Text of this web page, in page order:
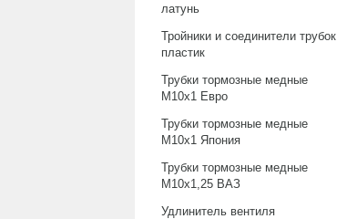
латунь
Тройники и соединители трубок
пластик
Трубки тормозные медные
М10х1 Евро
Трубки тормозные медные
М10х1 Япония
Трубки тормозные медные
М10х1,25 ВАЗ
Удлинитель вентиля